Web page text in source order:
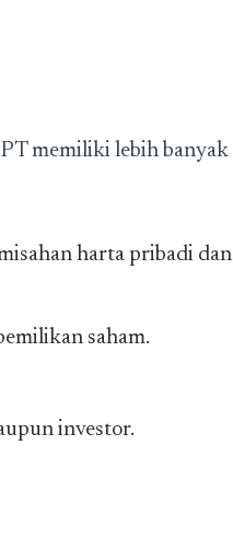
memiliki lebih banyak
harta pribadi dan
saham.
investor.